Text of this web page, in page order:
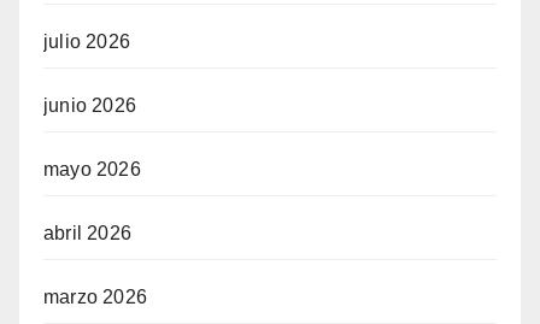
julio 2026
junio 2026
mayo 2026
abril 2026
marzo 2026